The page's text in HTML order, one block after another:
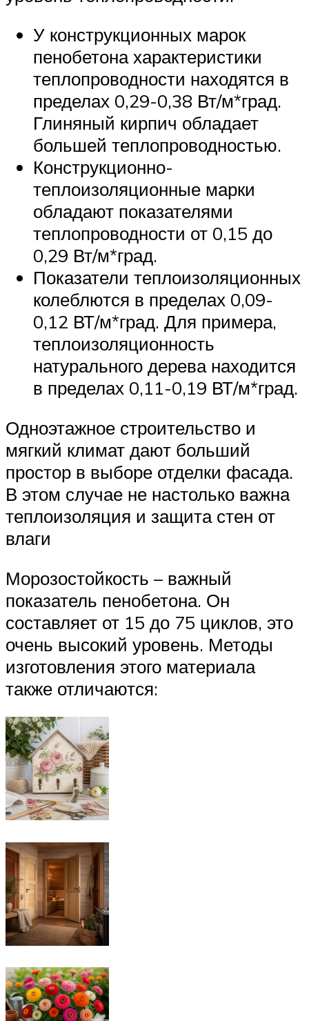
У конструкционных марок
пенобетона характеристики
теплопроводности находятся в
пределах 0,29-0,38 Вт/м*град.
Глиняный кирпич обладает
большей теплопроводностью.
Конструкционно-
теплоизоляционные марки
обладают показателями
теплопроводности от 0,15 до
0,29 Вт/м*град.
Показатели теплоизоляционных
колеблются в пределах 0,09-
0,12 ВТ/м*град. Для примера,
теплоизоляционность
натурального дерева находится
в пределах 0,11-0,19 ВТ/м*град.
Одноэтажное строительство и
мягкий климат дают больший
простор в выборе отделки фасада.
В этом случае не настолько важна
теплоизоляция и защита стен от
влаги
Морозостойкость – важный
показатель пенобетона. Он
составляет от 15 до 75 циклов, это
очень высокий уровень. Методы
изготовления этого материала
также отличаются: